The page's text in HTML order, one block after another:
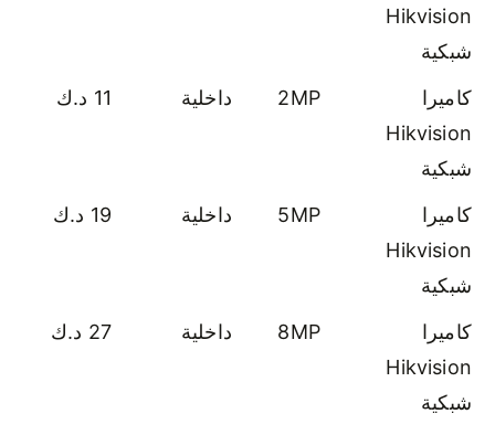
Hikvision
شبكية
كاميرا
Hikvision
شبكية
2MP داخلية 11 د.ك
كاميرا
Hikvision
شبكية
5MP داخلية 19 د.ك
كاميرا
Hikvision
شبكية
8MP داخلية 27 د.ك